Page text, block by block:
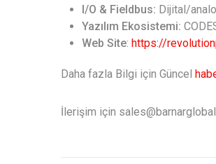
I/O & Fieldbus: Dijital/
Yazılım Ekosistemi:
Web Site: https://
Daha fazla Bilgi için Güncel
İlerişim için